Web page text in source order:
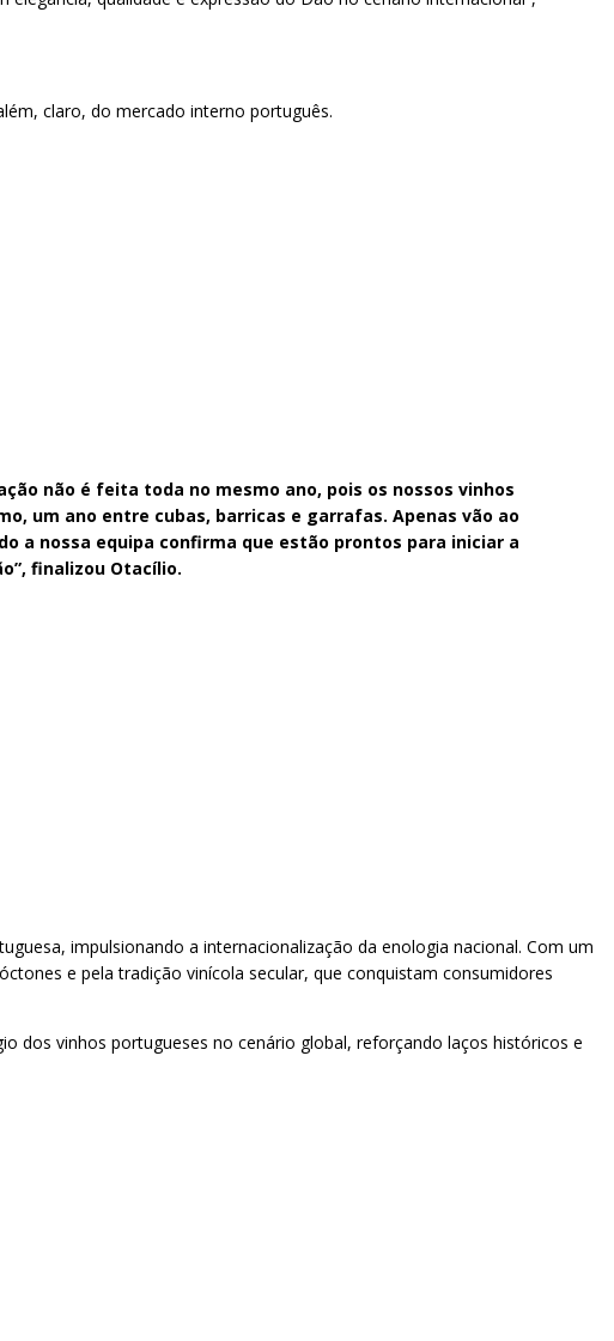
claro, do mercado interno português.
não é feita toda no mesmo ano, pois os nossos vinhos
um ano entre cubas, barricas e garrafas. Apenas vão ao
a nossa equipa confirma que estão prontos para iniciar a
finalizou Otacílio.
impulsionando a internacionalização da enologia nacional. Com um
e pela tradição vinícola secular, que conquistam consumidores
dos vinhos portugueses no cenário global, reforçando laços históricos e